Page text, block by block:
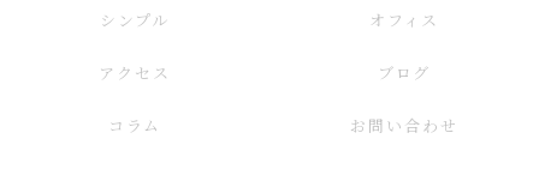
シンプル オフィス
アクセス ブログ
コラム お問い合わせ